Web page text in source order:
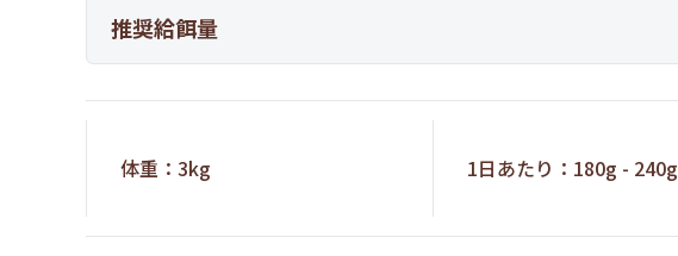
推奨給餌量
体重：3kg 1日あたり：180g - 240g